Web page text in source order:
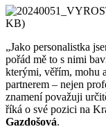
„Jako personalistka
pořád mě to s nimi
kterými, věřím, mohu
partnerem – nejen
znamení považuji
říká o své pozici na
Gazdošová.